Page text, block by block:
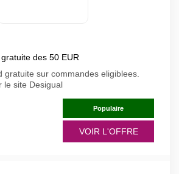
des 50 EUR
gratuite sur commandes eligiblees.
le site Desigual
Populaire
VOIR L'OFFRE